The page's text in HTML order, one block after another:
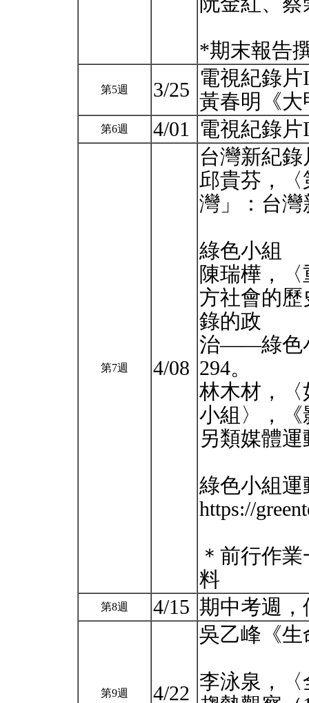
*期末報告
第5週 3/25 電視紀錄
黃春明《
第6週 4/01 電視紀錄
第7週 4/08
台灣新紀
邱貴芬，
灣」：台灣
綠色小組
陳瑞樺，
方社會的
錄的政
治——綠色
294。
林木材，
小組〉，
另類媒體運
綠色小組運
https://
＊前行作
料
第8週 4/15 期中考週
第9週 4/22
吳乙峰《生
李泳泉，